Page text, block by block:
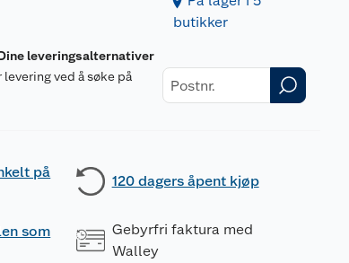
butikker
leveringsalternativer
ved å søke på
på
120 dagers åpent kjøp
som
Gebyrfri faktura med
Walley